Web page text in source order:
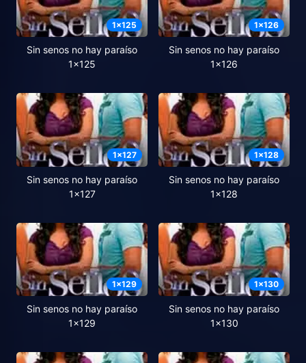
1x125
Sin senos no hay paraíso
1x125
1x126
Sin senos no hay paraíso
1x126
1x127
Sin senos no hay paraíso
1x127
1x128
Sin senos no hay paraíso
1x128
1x129
Sin senos no hay paraíso
1x129
1x130
Sin senos no hay paraíso
1x130